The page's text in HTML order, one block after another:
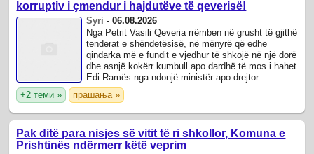
korruptiv i çmendur i hajdutëve të qeverisë!
Syri -06.08.2026
Nga Petrit Vasili Qeveria rrëmben në grusht të gjithë
tenderat e shëndetësisë, në mënyrë që edhe
qindarka më e fundit e vjedhur të shkojë në një dorë
dhe asnjë kokërr kumbull apo dardhë të mos i hahet
Edi Ramës nga ndonjë ministër apo drejtor.
+2 теми »
прашања »
Pak ditë para nisjes së vitit të ri shkollor, Komuna e
Prishtinës ndërmerr këtë veprim